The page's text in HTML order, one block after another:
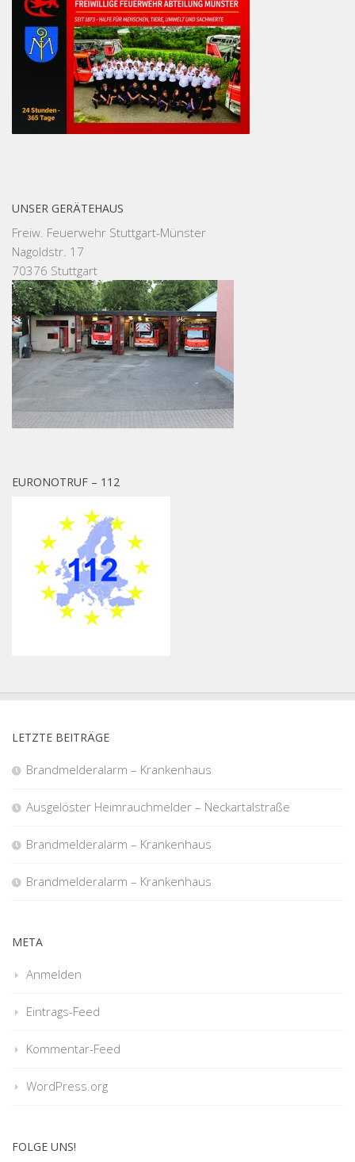
UNSER GERÄTEHAUS
Freiw. Feuerwehr Stuttgart-Münster
Nagoldstr. 17
70376 Stuttgart
EURONOTRUF – 112
LETZTE BEITRÄGE
Brandmelderalarm – Krankenhaus
Ausgelöster Heimrauchmelder – Neckartalstraße
Brandmelderalarm – Krankenhaus
Brandmelderalarm – Krankenhaus
META
Anmelden
Eintrags-Feed
Kommentar-Feed
WordPress.org
FOLGE UNS!